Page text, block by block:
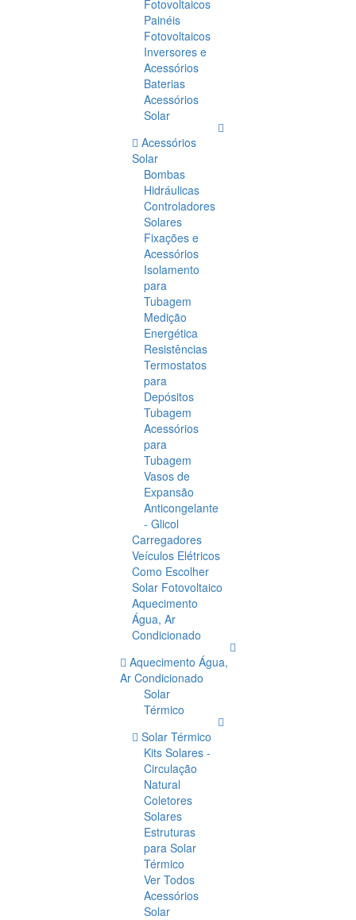
Fotovoltaicos
Painéis
Fotovoltaicos
Inversores e
Acessórios
Baterias
Acessórios
Solar
Acessórios
Solar
Bombas
Hidráulicas
Controladores
Solares
Fixações e
Acessórios
Isolamento
para
Tubagem
Medição
Energética
Resistências
Termostatos
para
Depósitos
Tubagem
Acessórios
para
Tubagem
Vasos de
Expansão
Anticongelante
- Glicol
Carregadores
Veículos Elétricos
Como Escolher
Solar Fotovoltaico
Aquecimento
Água, Ar
Condicionado
Aquecimento Água,
Ar Condicionado
Solar
Térmico
Solar Térmico
Kits Solares -
Circulação
Natural
Coletores
Solares
Estruturas
para Solar
Térmico
Ver Todos
Acessórios
Solar